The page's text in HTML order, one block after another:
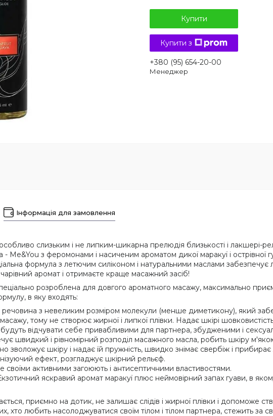
Купити
Купити з
+380 (95) 654-20-00
Менеджер
Інформація для замовлення
слизьким і не липким-шикарна прелюдія близькості і лакшері-
Me&You з феромонами і насиченим ароматом дикої маракуї і
формула з летючим силіконом і натуральними маслами
аромат і отримаєте краще масажний засіб!
розроблена для довгого ароматного масажу, максимально
в яку входять:
з невеликим розміром молекули (менше диметикону), який
тому не створює жирної і липкої плівки. Надає шкірі шовковистість
будуть відчувати себе привабливими для партнера, збудженими і
швидкий і рівномірний розподіл масажного масла, робить шкіру м'якою
зволожує шкіру і надає їй пружність, швидко знімає свербіж і
ефект, розгладжує шкірний рельєф.
своїми активними загоюють і антисептичними властивостями.
яскравий аромат маракуї плюс неймовірний запах гуави, в
приємно на дотик, не залишає слідів і жирної плівки і допоможе
любить насолоджуватися своїм тілом і тілом партнера, стежить за